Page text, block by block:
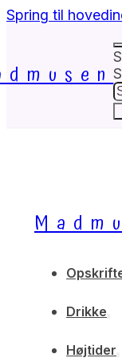
Spring til
Drikke
Højtider